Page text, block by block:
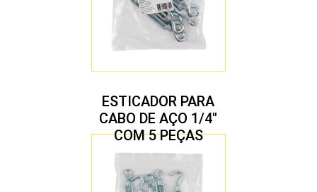
ESTICADOR PARA
CABO DE AÇO 1/4″
COM 5 PEÇAS